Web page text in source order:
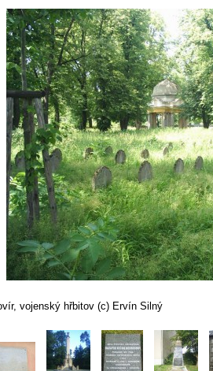
vojenský hřbitov (c) Ervín Silný